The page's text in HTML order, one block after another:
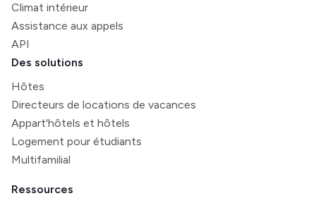
Climat intérieur
Assistance aux appels
API
Des solutions
Hôtes
Directeurs de locations de vacances
Appart'hôtels et hôtels
Logement pour étudiants
Multifamilial
Ressources